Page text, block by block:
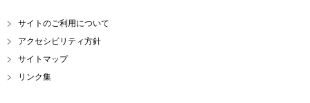
サイトのご利用について
アクセシビリティ方針
サイトマップ
リンク集